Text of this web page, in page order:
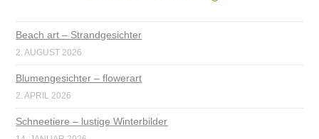
Beach art – Strandgesichter
2. AUGUST 2026
Blumengesichter – flowerart
2. APRIL 2026
Schneetiere – lustige Winterbilder